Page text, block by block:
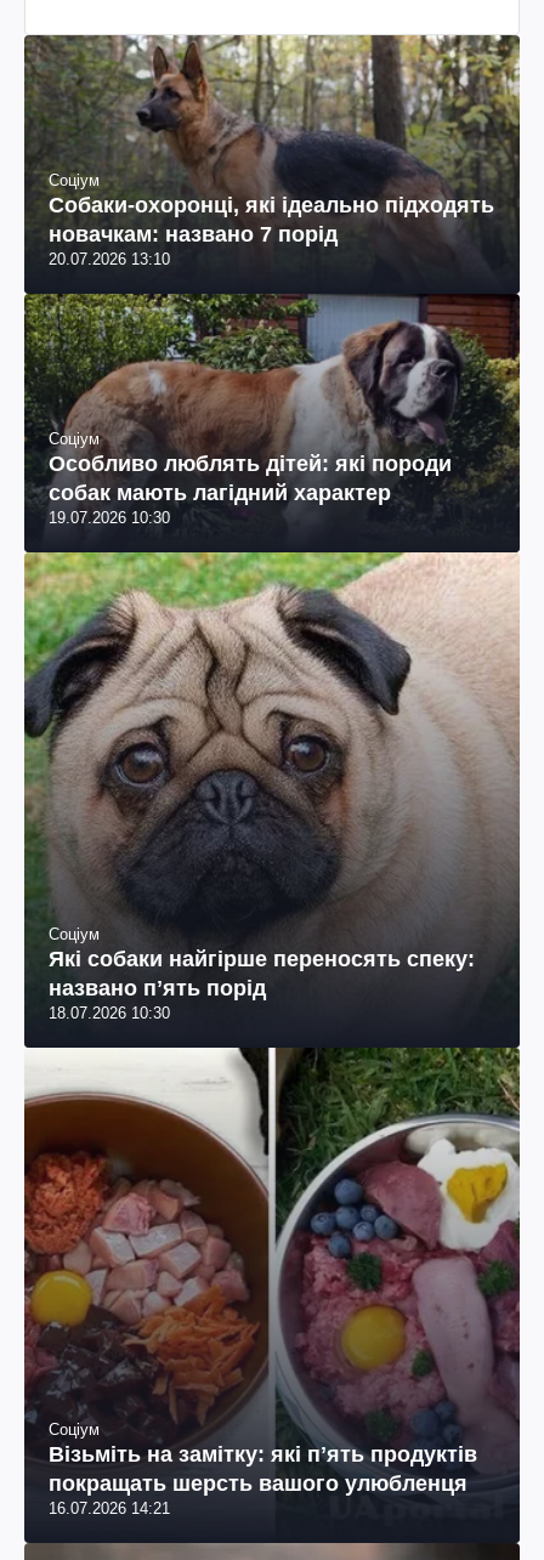
Соціум
Собаки-охоронці, які ідеально підходять
новачкам: названо 7 порід
20.07.2026 13:10
Соціум
Особливо люблять дітей: які породи
собак мають лагідний характер
19.07.2026 10:30
Соціум
Які собаки найгірше переносять спеку:
названо пʼять порід
18.07.2026 10:30
Соціум
Візьміть на замітку: які пʼять продуктів
покращать шерсть вашого улюбленця
16.07.2026 14:21